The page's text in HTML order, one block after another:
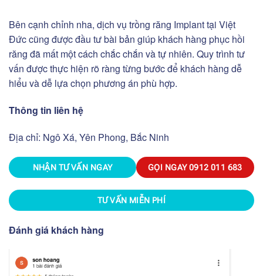
Bên cạnh chỉnh nha, dịch vụ trồng răng Implant tại Việt
Đức cũng được đầu tư bài bản giúp khách hàng phục hồi
răng đã mất một cách chắc chắn và tự nhiên. Quy trình tư
vấn được thực hiện rõ ràng từng bước để khách hàng dễ
hiểu và dễ lựa chọn phương án phù hợp.
Thông tin liên hệ
Địa chỉ: Ngô Xá, Yên Phong, Bắc Ninh
NHẬN TƯ VẤN NGAY GỌI NGAY0912 011 683
TƯ VẤN MIỄN PHÍ
Đánh giá khách hàng